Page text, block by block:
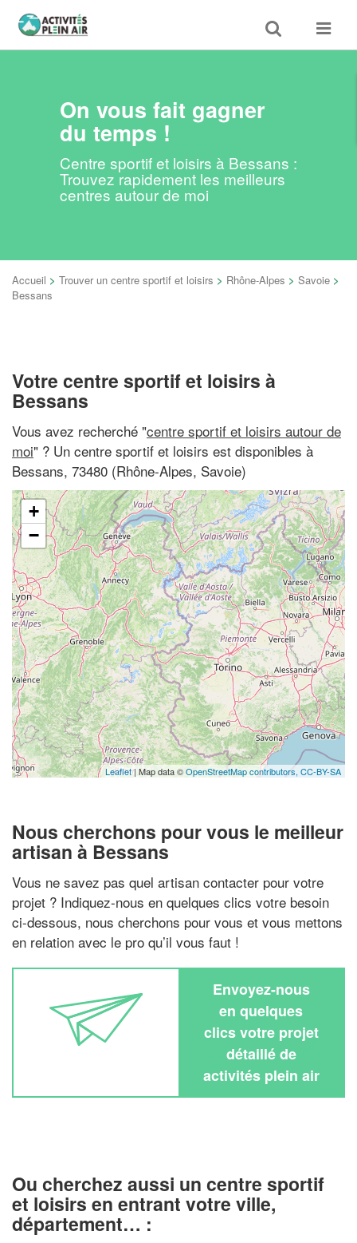
Toggle
search
Toggle
On vous fait gagner
du temps !
Centre sportif et loisirs à Bessans :
Trouvez rapidement les meilleurs
centres autour de moi
Accueil > Trouver un centre sportif et loisirs > Rhône-Alpes > Savoie >
Bessans
Votre centre sportif et loisirs à
Bessans
Vous avez recherché "centre sportif et loisirs autour de
moi" ? Un centre sportif et loisirs est disponibles à
Bessans, 73480 (Rhône-Alpes, Savoie)
+
−
Leaflet| Map data ©OpenStreetMap contributors, CC-BY-SA
Nous cherchons pour vous le meilleur
artisan à Bessans
Vous ne savez pas quel artisan contacter pour votre
projet ? Indiquez-nous en quelques clics votre besoin
ci-dessous, nous cherchons pour vous et vous mettons
en relation avec le pro qu’il vous faut !
Envoyez-nous
en quelques
clics votre projet
détaillé de
activités plein air
Ou cherchez aussi un centre sportif
et loisirs en entrant votre ville,
département… :